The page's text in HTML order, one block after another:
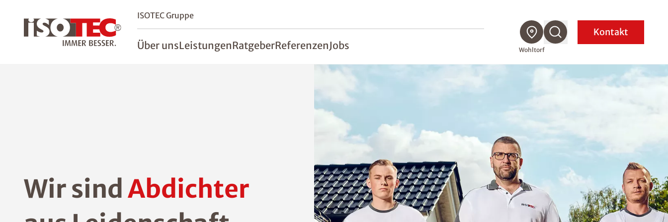
ISOTEC Gruppe
Über unsLeistungenRatgeberReferenzenJobs Wohltorf
Kontakt
Wir sindAbdichter